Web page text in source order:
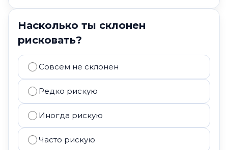
Насколько ты склонен
рисковать?
Совсем не склонен
Редко рискую
Иногда рискую
Часто рискую